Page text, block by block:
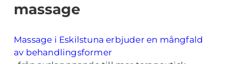
massage
Massage i Eskilstuna erbjuder en mångfald
av behandlingsformer